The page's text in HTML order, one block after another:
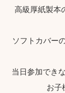
高級厚紙製本
ソフトカバー
当日参加でき
お子